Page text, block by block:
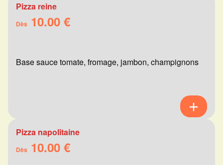
Pizza reine
Dès 10.00 €
Base sauce tomate, fromage, jambon, champignons
Pizza napolitaine
Dès 10.00 €